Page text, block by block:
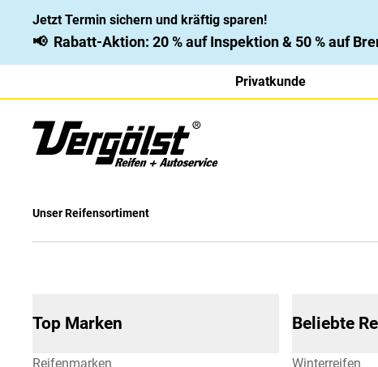
Jetzt Termin sichern und kräftig sparen!
📢 Rabatt-Aktion: 20 % auf Inspektion & 50 % auf
Privatkunde
Unser Reifensortiment
Top Marken
Reifenmarken
Beliebte
Winterreifen